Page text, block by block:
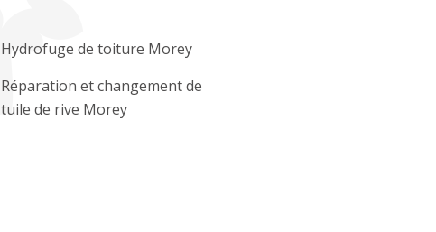
Hydrofuge de toiture Morey
Réparation et changement de
tuile de rive Morey